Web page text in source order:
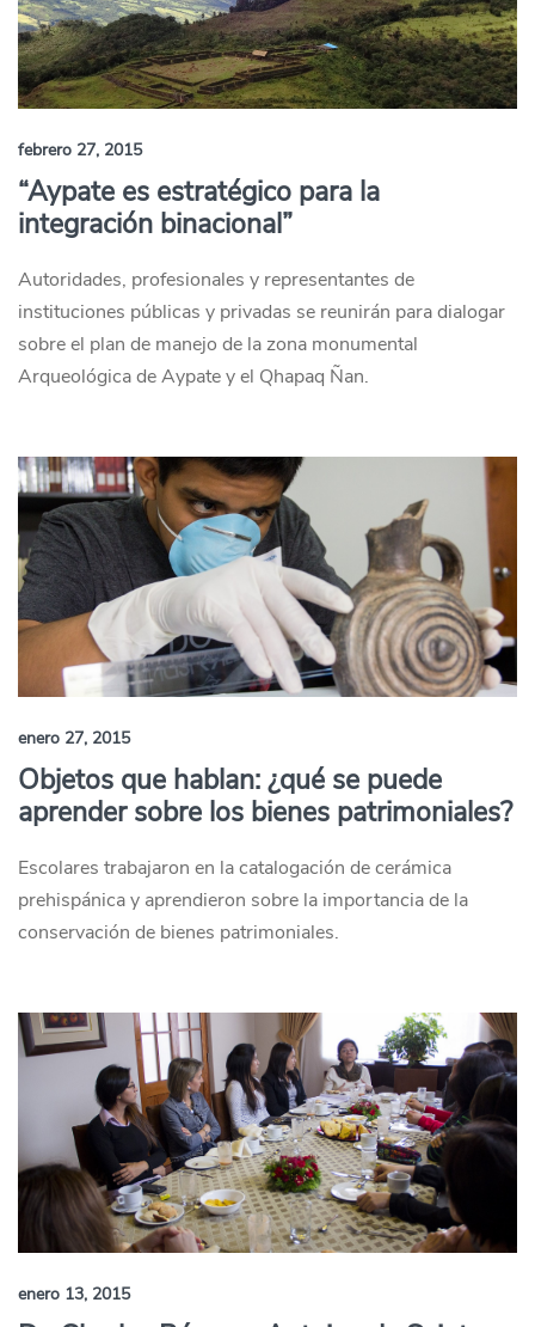
febrero 27, 2015
“Aypate es estratégico para la
integración binacional”
Autoridades, profesionales y representantes de
instituciones públicas y privadas se reunirán para dialogar
sobre el plan de manejo de la zona monumental
Arqueológica de Aypate y el Qhapaq Ñan.
enero 27, 2015
Objetos que hablan: ¿qué se puede
aprender sobre los bienes patrimoniales?
Escolares trabajaron en la catalogación de cerámica
prehispánica y aprendieron sobre la importancia de la
conservación de bienes patrimoniales.
enero 13, 2015